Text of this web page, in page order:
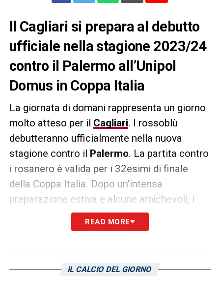
Il Cagliari si prepara al debutto
ufficiale nella stagione 2023/24
contro il Palermo all’Unipol
Domus in Coppa Italia
La giornata di domani rappresenta un giorno
molto atteso per il Cagliari. I rossoblù
debutteranno ufficialmente nella nuova
stagione contro il Palermo. La partita contro
i rosanero è valida per i 32esimi di finale
della Coppa Italia. Dopo un’intensa
preparazione estiva e alcune amichevoli, i
Claudio Ranierisi troveranno di
fronte una sfida importante contro la
giusto e conquistare un posto nei sedicesimi
READ MORE
IL CALCIO DEL GIORNO